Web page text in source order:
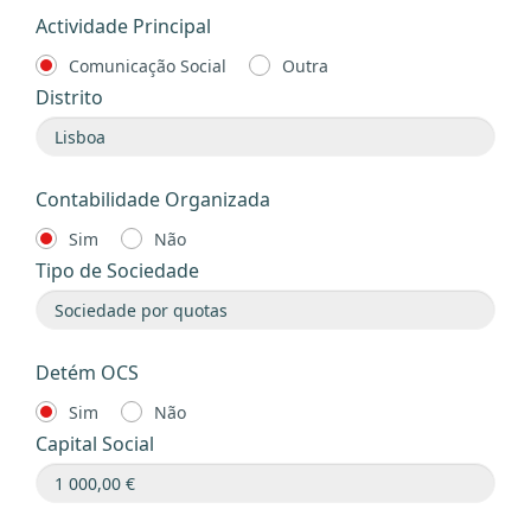
Actividade Principal
Comunicação Social Outra
Distrito
Contabilidade Organizada
Sim Não
Tipo de Sociedade
Detém OCS
Sim Não
Capital Social